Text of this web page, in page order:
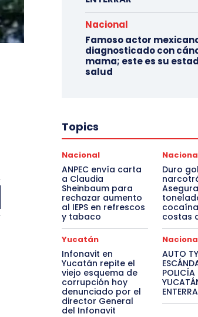
Nacional
Famoso actor
diagnosticado con
mama; este es su
salud
Topics
Nacional
ANPEC envía carta
a Claudia
Sheinbaum para
rechazar aumento
al IEPS en refrescos
y tabaco
Duro
costas
Yucatán
Infonavit en
Yucatán repite el
viejo esquema de
corrupción hoy
denunciado por el
director General
del Infonavit
AUTO
POLICÍA